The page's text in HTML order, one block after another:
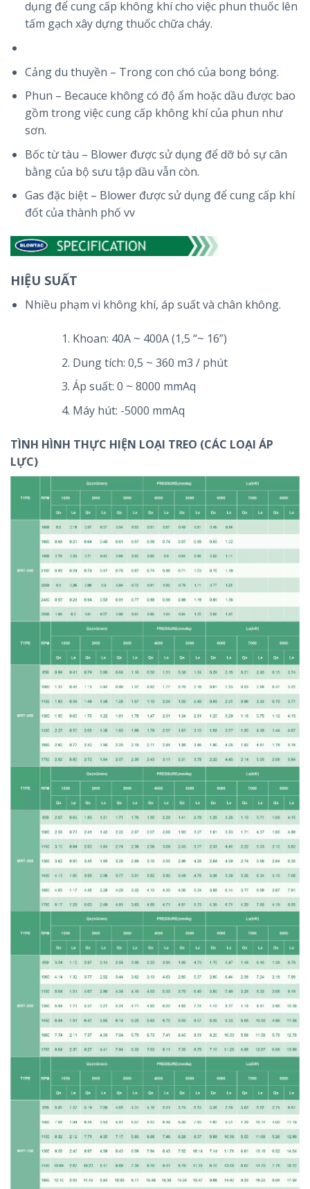
dụng để cung cấp không khí cho việc phun thuốc lên
tấm gạch xây dựng thuốc chữa cháy.
Cảng du thuyền – Trong con chó của bong bóng.
Phun – Becauce không có độ ẩm hoặc dầu được bao
gồm trong việc cung cấp không khí của phun như
sơn.
Bốc từ tàu – Blower được sử dụng để dỡ bỏ sự cân
bằng của bộ sưu tập dầu vẫn còn.
Gas đặc biệt – Blower được sử dụng để cung cấp khí
đốt của thành phố vv
HIỆU SUẤT
Nhiều phạm vi không khí, áp suất và chân không.
Khoan: 40A ~ 400A (1,5 “~ 16”)
Dung tích: 0,5 ~ 360 m3 / phút
Áp suất: 0 ~ 8000 mmAq
Máy hút: -5000 mmAq
TÌNH HÌNH THỰC HIỆN LOẠI TREO (CÁC LOẠI ÁP
LỰC)